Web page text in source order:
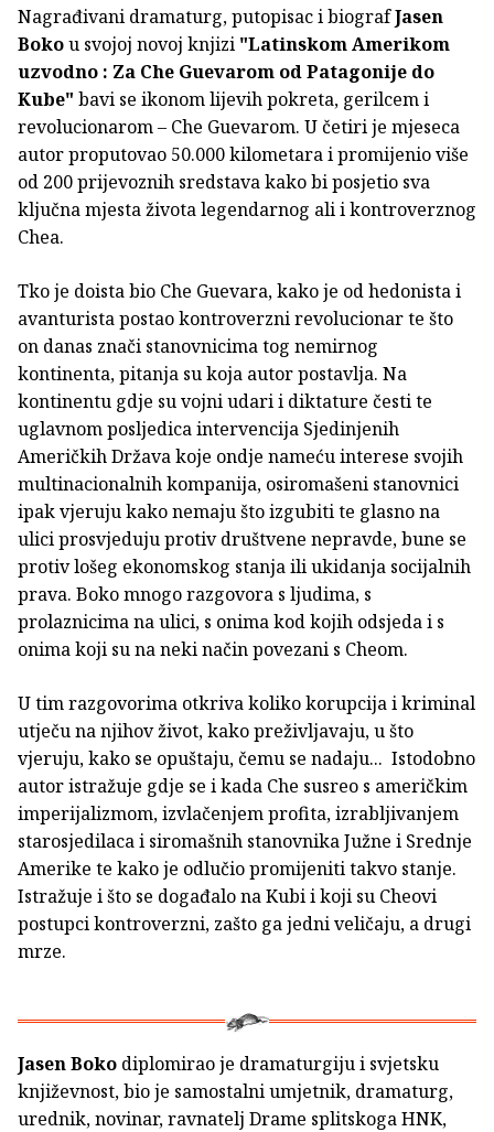
Nagrađivani dramaturg, putopisac i biografJasen
Bokou svojoj novoj knjizi "Latinskom Amerikom
uzvodno : Za Che Guevarom od Patagonije do
Kube" bavi se ikonom lijevih pokreta, gerilcem i
revolucionarom – Che Guevarom. U četiri je mjeseca
autor proputovao 50.000 kilometara i promijenio više
od 200 prijevoznih sredstava kako bi posjetio sva
ključna mjesta života legendarnog ali i kontroverznog
Chea.
Tko je doista bio Che Guevara, kako je od hedonista i
avanturista postao kontroverzni revolucionar te što
on danas znači stanovnicima tog nemirnog
kontinenta, pitanja su koja autor postavlja. Na
kontinentu gdje su vojni udari i diktature česti te
uglavnom posljedica intervencija Sjedinjenih
Američkih Država koje ondje nameću interese svojih
multinacionalnih kompanija, osiromašeni stanovnici
ipak vjeruju kako nemaju što izgubiti te glasno na
ulici prosvjeduju protiv društvene nepravde, bune se
protiv lošeg ekonomskog stanja ili ukidanja socijalnih
prava. Boko mnogo razgovora s ljudima, s
prolaznicima na ulici, s onima kod kojih odsjeda i s
onima koji su na neki način povezani s Cheom.
U tim razgovorima otkriva koliko korupcija i kriminal
utječu na njihov život, kako preživljavaju, u što
vjeruju, kako se opuštaju, čemu se nadaju... Istodobno
autor istražuje gdje se i kada Che susreo s američkim
imperijalizmom, izvlačenjem profita, izrabljivanjem
starosjedilaca i siromašnih stanovnika Južne i Srednje
Amerike te kako je odlučio promijeniti takvo stanje.
Istražuje i što se događalo na Kubi i koji su Cheovi
postupci kontroverzni, zašto ga jedni veličaju, a drugi
mrze.
Jasen Boko diplomirao je dramaturgiju i svjetsku
književnost, bio je samostalni umjetnik, dramaturg,
urednik, novinar, ravnatelj Drame splitskoga HNK,